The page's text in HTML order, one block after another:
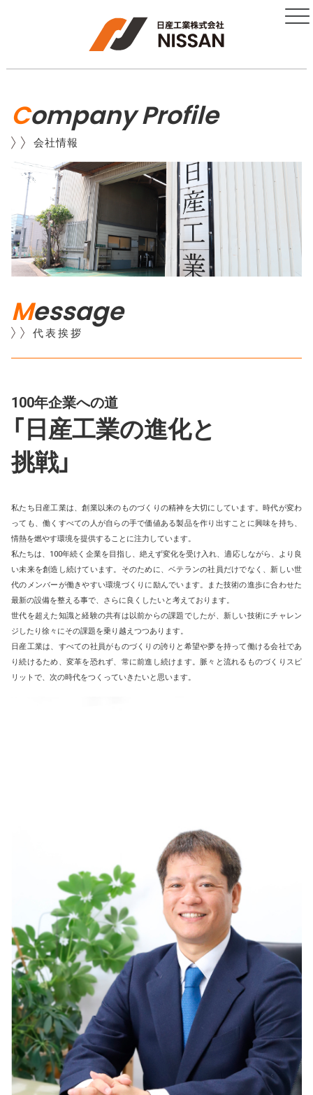
Company Profile
会社情報
Message
代表挨拶
100年企業への道
「日産工業の進化と
挑戦」
私たち日産工業は、創業以来のものづくりの精神を大切にしています。時代が変わ
っても、働くすべての人が自らの手で価値ある製品を作り出すことに興味を持ち、
情熱を燃やす環境を提供することに注力しています。
私たちは、100年続く企業を目指し、絶えず変化を受け入れ、適応しながら、より良
い未来を創造し続けています。そのために、ベテランの社員だけでなく、新しい世
代のメンバーが働きやすい環境づくりに励んでいます。また技術の進歩に合わせた
最新の設備を整える事で、さらに良くしたいと考えております。
世代を超えた知識と経験の共有は以前からの課題でしたが、新しい技術にチャレン
ジしたり徐々にその課題を乗り越えつつあります。
日産工業は、すべての社員がものづくりの誇りと希望や夢を持って働ける会社であ
り続けるため、変革を恐れず、常に前進し続けます。脈々と流れるものづくりスピ
リットで、次の時代をつくっていきたいと思います。